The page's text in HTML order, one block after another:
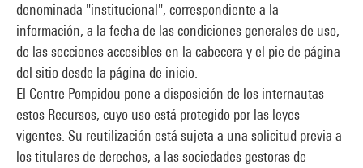
denominada "institucional", correspondiente a la
información, a la fecha de las condiciones generales de uso,
de las secciones accesibles en la cabecera y el pie de página
del sitio desde la página de inicio.
El Centre Pompidou pone a disposición de los internautas
estos Recursos, cuyo uso está protegido por las leyes
vigentes. Su reutilización está sujeta a una solicitud previa a
los titulares de derechos, a las sociedades gestoras de